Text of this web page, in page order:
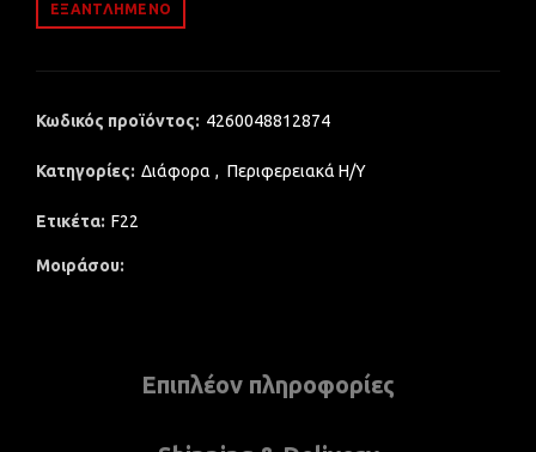
ΕΞΑΝΤΛΗΜΈΝΟ
Κωδικός προϊόντος: 4260048812874
Κατηγορίες: Διάφορα , Περιφερειακά Η/Υ
Ετικέτα: F22
Μοιράσου
Επιπλέον πληροφορίες